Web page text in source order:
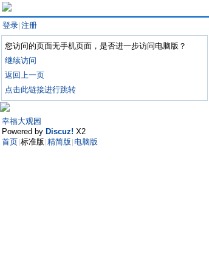
登录 注册
您访问的页面无手机页面，是否进一步访问电脑版？
继续访问
返回上一页
点击此链接进行跳转
幸福大观园
Powered by Discuz! X2
首页 标准版 精简版 电脑版